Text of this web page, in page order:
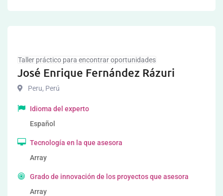
Taller práctico para encontrar oportunidades
José Enrique Fernández Rázuri
Peru, Perú
Idioma del experto
Español
Tecnología en la que asesora
Array
Grado de innovación de los proyectos que asesora
Array